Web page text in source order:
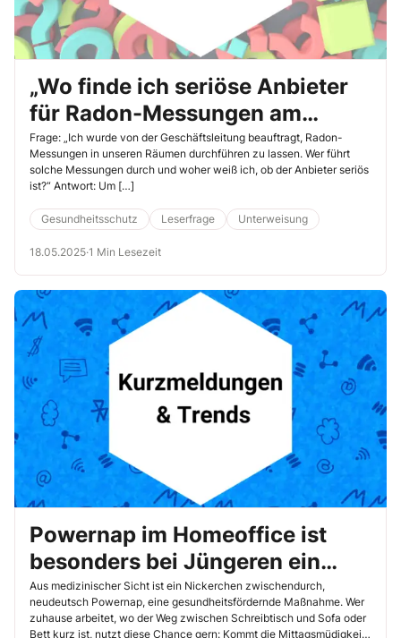
„Wo finde ich seriöse Anbieter
für Radon-Messungen am
Arbeitsplatz?“
Frage: „Ich wurde von der Geschäftsleitung beauftragt, Radon-
Messungen in unseren Räumen durchführen zu lassen. Wer führt
solche Messungen durch und woher weiß ich, ob der Anbieter seriös
ist?“ Antwort: Um […]
Gesundheitsschutz Leserfrage Unterweisung
18.05.2025·1 Min Lesezeit
Powernap im Homeoffice ist
besonders bei Jüngeren ein
beliebtes Erholungsrezept
Aus medizinischer Sicht ist ein Nickerchen zwischendurch,
neudeutsch Powernap, eine gesundheitsfördernde Maßnahme. Wer
zuhause arbeitet, wo der Weg zwischen Schreibtisch und Sofa oder
Bett kurz ist, nutzt diese Chance gern: Kommt die Mittagsmüdigkeit,